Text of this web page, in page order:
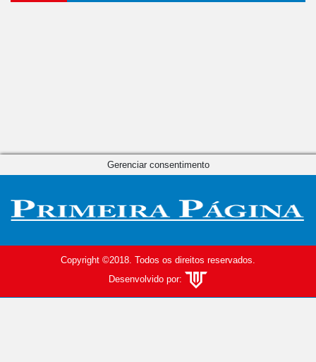
Copyright ©2018. Todos os direitos reservados.
Desenvolvido por:
Gerenciar consentimento